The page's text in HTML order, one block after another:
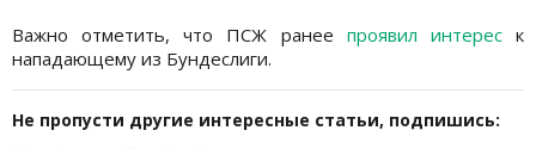
Важно отметить, что ПСЖ ранее проявил интереск
нападающему из Бундеслиги.
Не пропусти другие интересные статьи, подпишись: